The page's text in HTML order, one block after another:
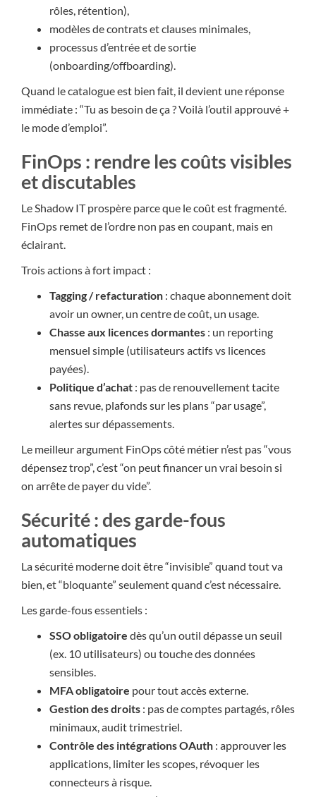
rôles, rétention),
modèles de contrats et clauses minimales,
processus d’entrée et de sortie
(onboarding/offboarding).
Quand le catalogue est bien fait, il devient une réponse
immédiate : “Tu as besoin de ça ? Voilà l’outil approuvé +
le mode d’emploi”.
FinOps : rendre les coûts visibles
et discutables
Le Shadow IT prospère parce que le coût est fragmenté.
FinOps remet de l’ordre non pas en coupant, mais en
éclairant.
Trois actions à fort impact :
Tagging / refacturation : chaque abonnement doit
avoir un owner, un centre de coût, un usage.
Chasse aux licences dormantes : un reporting
mensuel simple (utilisateurs actifs vs licences
payées).
Politique d’achat : pas de renouvellement tacite
sans revue, plafonds sur les plans “par usage”,
alertes sur dépassements.
Le meilleur argument FinOps côté métier n’est pas “vous
dépensez trop”, c’est “on peut financer un vrai besoin si
on arrête de payer du vide”.
Sécurité : des garde-fous
automatiques
La sécurité moderne doit être “invisible” quand tout va
bien, et “bloquante” seulement quand c’est nécessaire.
Les garde-fous essentiels :
SSO obligatoire dès qu’un outil dépasse un seuil
(ex. 10 utilisateurs) ou touche des données
sensibles.
MFA obligatoire pour tout accès externe.
Gestion des droits : pas de comptes partagés, rôles
minimaux, audit trimestriel.
Contrôle des intégrations OAuth : approuver les
applications, limiter les scopes, révoquer les
connecteurs à risque.